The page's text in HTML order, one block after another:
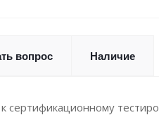
вопрос Наличие
сертификационному